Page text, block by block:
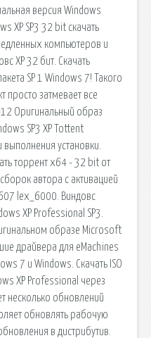
версия Windows
XP SP3 32 bit скачать
компьютеров и
XP 32 бит. Скачать
SP 1 Windows 7! Такого
просто затмевает все
Оригинальный образ
SP3 XP Tottent
установки.
торрент x64 - 32 bit от
автора с активацией
lex_6000. Виндовс
XP Professional SP3.
образе Microsoft
драйвера для eMachines
7 и Windows. Скачать ISO
XP Professional через
несколько обновлений
обновлять рабочую
в дистрибутив.